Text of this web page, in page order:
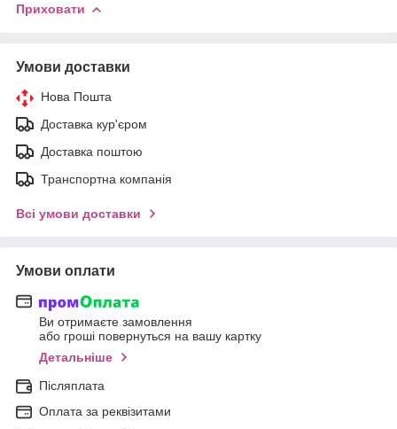
Приховати
Умови доставки
Нова Пошта
Доставка кур'єром
Доставка поштою
Транспортна компанія
Всі умови доставки
Умови оплати
Ви отримаєте замовлення
або гроші повернуться на вашу картку
Детальніше
Післяплата
Оплата за реквізитами